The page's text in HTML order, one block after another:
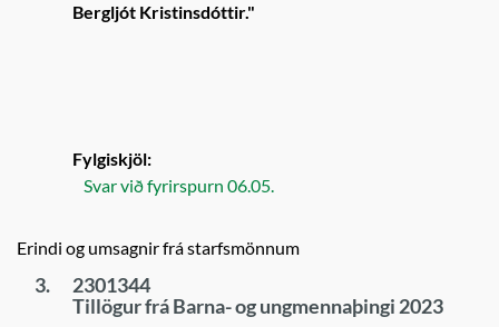
Bergljót Kristinsdóttir."
Fylgiskjöl:
Svar við fyrirspurn 06.05.
Erindi og umsagnir frá starfsmönnum
3.
2301344
Tillögur frá Barna- og ungmennaþingi 2023